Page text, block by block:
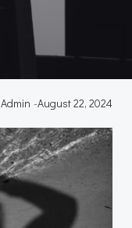
Admin -August 22, 2024